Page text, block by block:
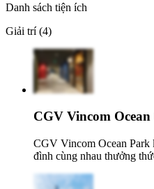
Danh sách tiện ích
Giải trí (4)
CGV Vincom
CGV Vincom Ocean Park
đình cùng nhau thưởng